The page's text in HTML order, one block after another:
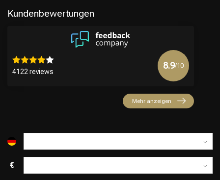
Kundenbewertungen
4122 reviews
8.9/10
Mehr anzeigen
€